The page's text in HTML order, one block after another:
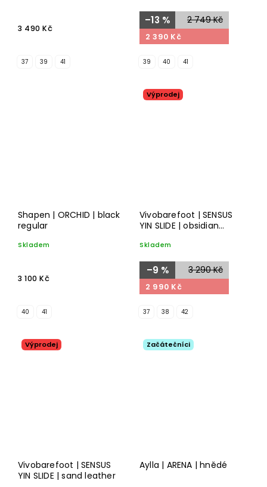
3 490 Kč
37 39 41
2 749 Kč
–13 %
2 390 Kč
39 40 41
Shapen | ORCHID | black
regular
Skladem
3 100 Kč
40 41
Výprodej
Vivobarefoot | SENSUS
YIN SLIDE | obsidian
Skladem
3 290 Kč
–9 %
2 990 Kč
37 38 42
Výprodej
Vivobarefoot | SENSUS
YIN SLIDE | sand leather
Začátečníci
Aylla | ARENA | hnědé